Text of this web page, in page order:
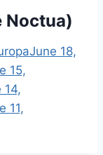
Noctua)
June 18,
15,
14,
11,